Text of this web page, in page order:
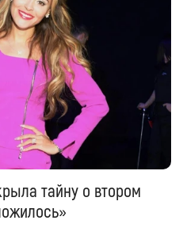
тайну о втором